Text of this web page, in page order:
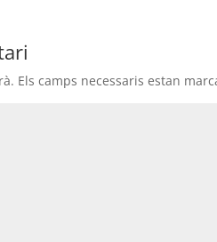
Els camps necessaris estan